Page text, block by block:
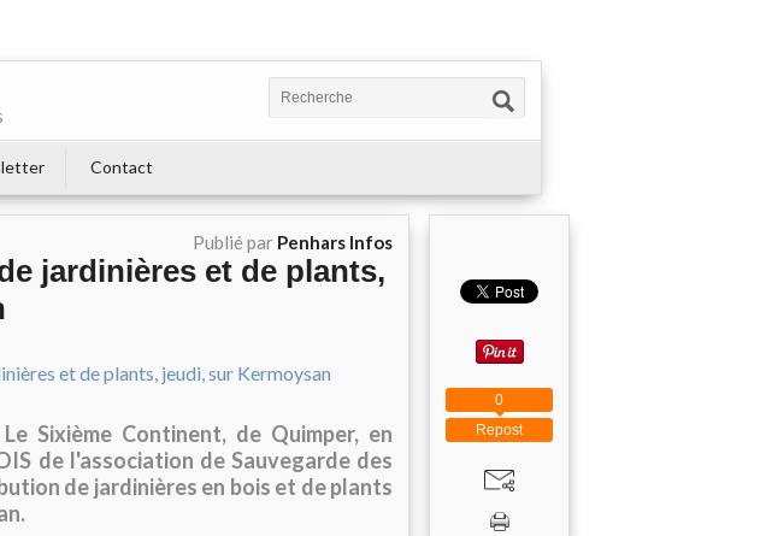
Contact
Publié par Penhars Infos
jardinières et de plants,
Sixième Continent, de Quimper, en
de l'association de Sauvegarde des
de jardinières en bois et de plants
Repost
0